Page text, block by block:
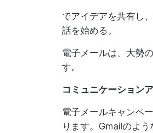
でアイデアを共有し
話を始める。
電子メールは、大勢
す。
コミュニケーション
電子メールキャンペ
ります。Gmailのよ